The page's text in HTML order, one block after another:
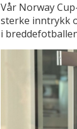
Vår Norway
sterke inntrykk
i